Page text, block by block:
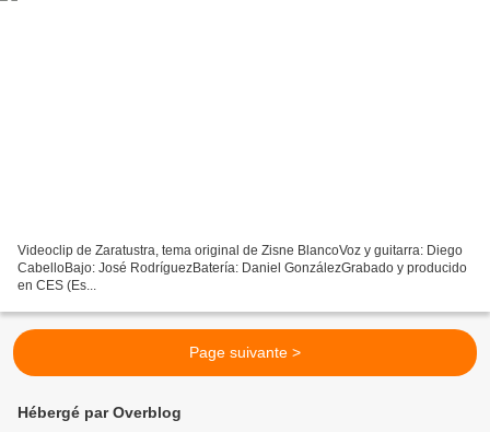
Videoclip de Zaratustra, tema original de Zisne BlancoVoz y guitarra: Diego
CabelloBajo: José RodríguezBatería: Daniel GonzálezGrabado y producido
en CES (Es...
Page suivante >
Hébergé par Overblog